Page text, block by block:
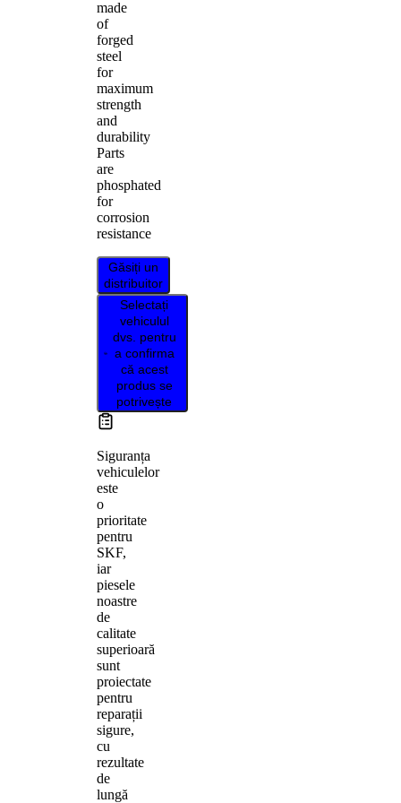
made
of
forged
steel
for
maximum
strength
and
durability
Parts
are
phosphated
for
corrosion
resistance
Găsiți un
distribuitor
Selectați
vehiculul
dvs. pentru
a confirma
că acest
produs se
potrivește
Siguranța
vehiculelor
este
o
prioritate
pentru
SKF,
iar
piesele
noastre
de
calitate
superioară
sunt
proiectate
pentru
reparații
sigure,
cu
rezultate
de
lungă